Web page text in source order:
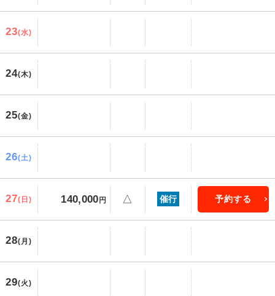
23(水)
24(木)
25(金)
26(土)
27(日) 140,000 円 △ 催行 予約する
28(月)
29(火)